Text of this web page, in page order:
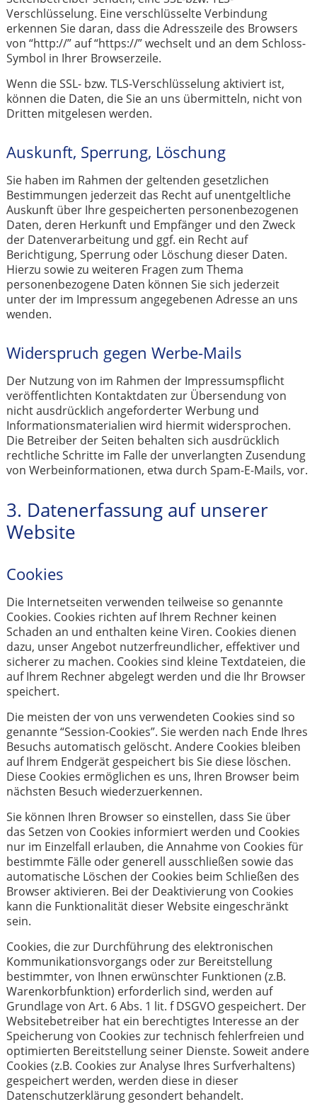
Verschlüsselung. Eine verschlüsselte Verbindung
erkennen Sie daran, dass die Adresszeile des Browsers
von “http://” auf “https://” wechselt und an dem Schloss-
Symbol in Ihrer Browserzeile.
Wenn die SSL- bzw. TLS-Verschlüsselung aktiviert ist,
können die Daten, die Sie an uns übermitteln, nicht von
Dritten mitgelesen werden.
Auskunft, Sperrung, Löschung
Sie haben im Rahmen der geltenden gesetzlichen
Bestimmungen jederzeit das Recht auf unentgeltliche
Auskunft über Ihre gespeicherten personenbezogenen
Daten, deren Herkunft und Empfänger und den Zweck
der Datenverarbeitung und ggf. ein Recht auf
Berichtigung, Sperrung oder Löschung dieser Daten.
Hierzu sowie zu weiteren Fragen zum Thema
personenbezogene Daten können Sie sich jederzeit
unter der im Impressum angegebenen Adresse an uns
wenden.
Widerspruch gegen Werbe-Mails
Der Nutzung von im Rahmen der Impressumspflicht
veröffentlichten Kontaktdaten zur Übersendung von
nicht ausdrücklich angeforderter Werbung und
Informationsmaterialien wird hiermit widersprochen.
Die Betreiber der Seiten behalten sich ausdrücklich
rechtliche Schritte im Falle der unverlangten Zusendung
von Werbeinformationen, etwa durch Spam-E-Mails, vor.
3. Datenerfassung auf unserer
Website
Cookies
Die Internetseiten verwenden teilweise so genannte
Cookies. Cookies richten auf Ihrem Rechner keinen
Schaden an und enthalten keine Viren. Cookies dienen
dazu, unser Angebot nutzerfreundlicher, effektiver und
sicherer zu machen. Cookies sind kleine Textdateien, die
auf Ihrem Rechner abgelegt werden und die Ihr Browser
speichert.
Die meisten der von uns verwendeten Cookies sind so
genannte “Session-Cookies”. Sie werden nach Ende Ihres
Besuchs automatisch gelöscht. Andere Cookies bleiben
auf Ihrem Endgerät gespeichert bis Sie diese löschen.
Diese Cookies ermöglichen es uns, Ihren Browser beim
nächsten Besuch wiederzuerkennen.
Sie können Ihren Browser so einstellen, dass Sie über
das Setzen von Cookies informiert werden und Cookies
nur im Einzelfall erlauben, die Annahme von Cookies für
bestimmte Fälle oder generell ausschließen sowie das
automatische Löschen der Cookies beim Schließen des
Browser aktivieren. Bei der Deaktivierung von Cookies
kann die Funktionalität dieser Website eingeschränkt
sein.
Cookies, die zur Durchführung des elektronischen
Kommunikationsvorgangs oder zur Bereitstellung
bestimmter, von Ihnen erwünschter Funktionen (z.B.
Warenkorbfunktion) erforderlich sind, werden auf
Grundlage von Art. 6 Abs. 1 lit. f DSGVO gespeichert. Der
Websitebetreiber hat ein berechtigtes Interesse an der
Speicherung von Cookies zur technisch fehlerfreien und
optimierten Bereitstellung seiner Dienste. Soweit andere
Cookies (z.B. Cookies zur Analyse Ihres Surfverhaltens)
gespeichert werden, werden diese in dieser
Datenschutzerklärung gesondert behandelt.